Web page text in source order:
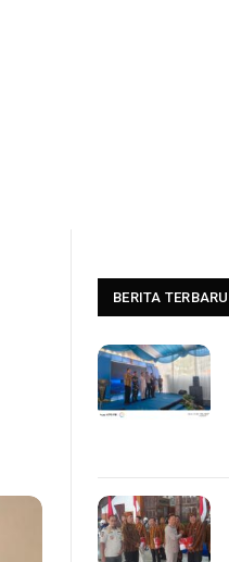
BERITA TERBARU